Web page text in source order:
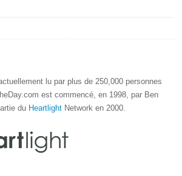
lu par plus de 250,000 personnes
est commencé, en 1998, par Ben
du Heartlight Network en 2000.